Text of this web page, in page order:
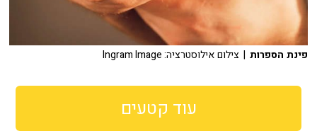
פינת הספרות | צילום אילוסטרציה: Ingram Image
עוד קטעים